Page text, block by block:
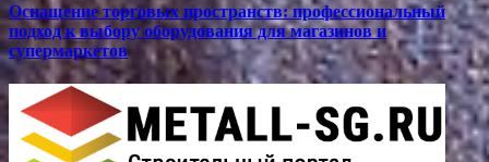
Оснащение торговых пространств: профессиональный
подход к выбору оборудования для магазинов и
супермаркетов